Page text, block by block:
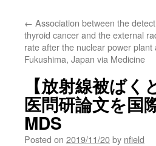
← Association between the
thyroid cancer and the external
rate after the nuclear power plant
Fukushima, Japan via Medicine
【放射線被ば
医問研論文を国
MDS
Posted on 2019/11/20by nfield